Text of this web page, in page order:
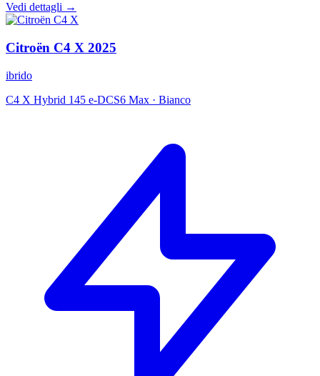
Vedi dettagli →
Citroën C4 X 2025
ibrido
C4 X Hybrid 145 e-DCS6 Max · Bianco